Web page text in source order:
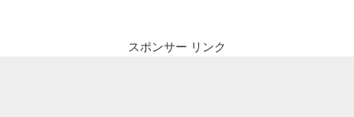
スポンサー リンク